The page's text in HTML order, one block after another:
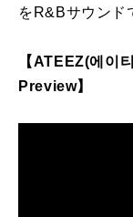
をR&Bサウンド
【ATEEZ(에이
Preview】